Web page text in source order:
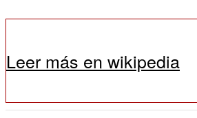
Leer más en wikipedia